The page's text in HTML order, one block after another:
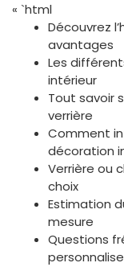
« `html
Découvrez
avantages
Les
intérieur
Tout savoir
verrière
Comment
décoration
Verrière ou
choix
Estimation
mesure
Questions